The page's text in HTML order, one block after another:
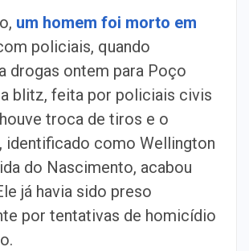
um homem foi morto em
policiais, quando
drogas ontem para Poço
blitz, feita por policiais civis
troca de tiros e o
identificado como Wellington
do Nascimento, acabou
já havia sido preso
por tentativas de homicídio